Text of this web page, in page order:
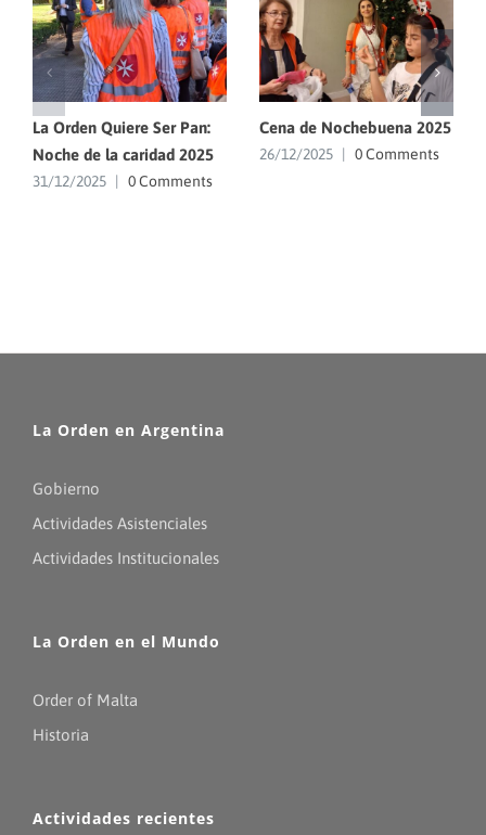
La Orden Quiere Ser Pan:
Noche de la caridad 2025
31/12/2025 0 Comments
Cena de Nochebuena 2025
26/12/2025 0 Comments
La Orden en Argentina
Gobierno
Actividades Asistenciales
Actividades Institucionales
La Orden en el Mundo
Order of Malta
Historia
Actividades recientes